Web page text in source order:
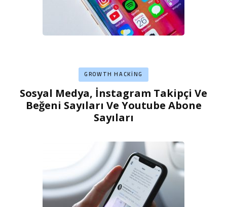
GROWTH HACKING
Sosyal Medya, İnstagram Takipçi Ve
Beğeni Sayıları Ve Youtube Abone
Sayıları